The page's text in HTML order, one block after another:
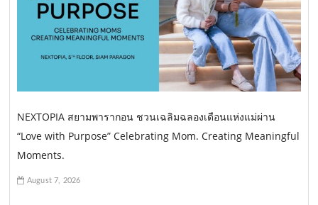
NEXTOPIA สยามพารากอน ชวนเฉลิมฉลองเดือนแห่งแม่ผ่าน
“Love with Purpose” Celebrating Mom. Creating Meaningful
Moments.
August 7, 2026